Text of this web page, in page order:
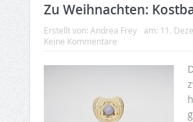
Zu Weihnachten:
Erstellt von: Andrea Frey am: 11.
Keine Kommentare